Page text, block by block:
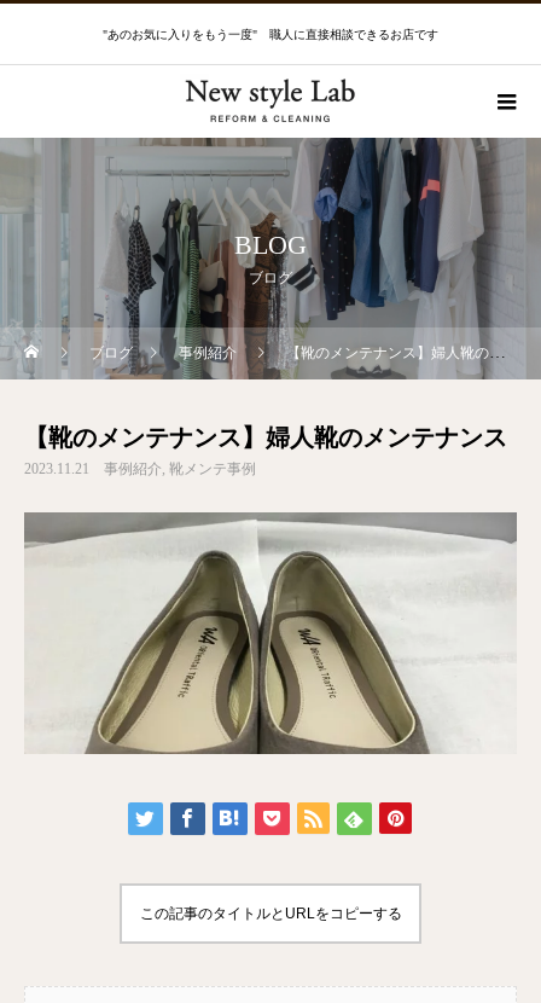
"あのお気に入りをもう一度" 職人に直接相談できるお店です
BLOG
ブログ
ブログ 事例紹介 【靴のメンテナンス】婦人靴のメンテナンス
【靴のメンテナンス】婦人靴のメンテナンス
2023.11.21 事例紹介 靴メンテ事例
この記事のタイトルとURLをコピーする